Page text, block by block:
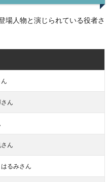
場人物と演じられている役者さ
ん
ん
るみさん